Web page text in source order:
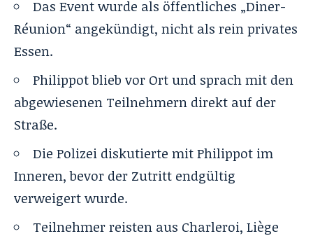
Das Event wurde als öffentliches „Diner-
Réunion“ angekündigt, nicht als rein privates
Essen.
Philippot blieb vor Ort und sprach mit den
abgewiesenen Teilnehmern direkt auf der
Straße.
Die Polizei diskutierte mit Philippot im
Inneren, bevor der Zutritt endgültig
verweigert wurde.
Teilnehmer reisten aus Charleroi, Liège